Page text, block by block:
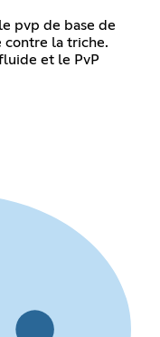
pvp de base de
contre la triche.
et le PvP